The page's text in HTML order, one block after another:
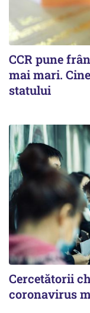
CCR pune
mai mari.
statului
Cercetătorii
coronavirus